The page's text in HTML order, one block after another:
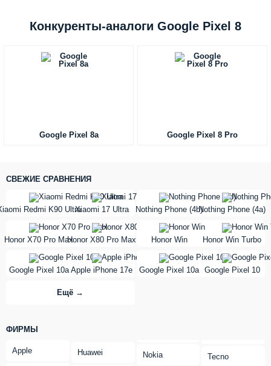
Конкуренты-аналоги Google Pixel 8
Google Pixel 8a Google Pixel 8 Pro
СВЕЖИЕ СРАВНЕНИЯ
Redmi K90 Ultra
vs
Xiaomi 17 Ultra
Nothing Phone (4b)
vs
Nothing Phone (4a)
Honor X70 Pro Max
vs
Honor X80 Pro Max
Honor Win
vs
Honor Win Turbo
Google Pixel 10a
vs
Apple iPhone 17e
Google Pixel 10a
vs
Google Pixel 10
Ещё →
ФИРМЫ
Apple Huawei Nokia Tecno